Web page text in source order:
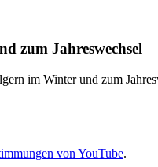
zum Jahreswechsel
im Winter und zum
von YouTube.